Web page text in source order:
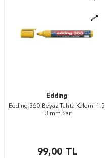
Edding
Edding 360 Beyaz Tahta Kalemi 1.5
- 3 mm Sarı
99,00TL